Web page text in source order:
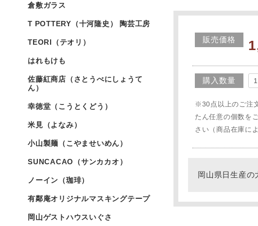
販売価格
購入数量
※30点以上のご注
たん任意の個数を
さい（商品在庫に
岡山県日生産の
倉敷ガラス
T POTTERY（十河隆史） 陶芸工房
TEORI（テオリ）
はれもけも
佐藤紅商店（さとうべにしょうて
ん）
幸徳堂（こうとくどう）
米見（よなみ）
小山製麺（こやませいめん）
SUNCACAO（サンカカオ）
ノーイン（珈琲）
有鄰庵オリジナルマスキングテープ
岡山ゲストハウスいぐさ